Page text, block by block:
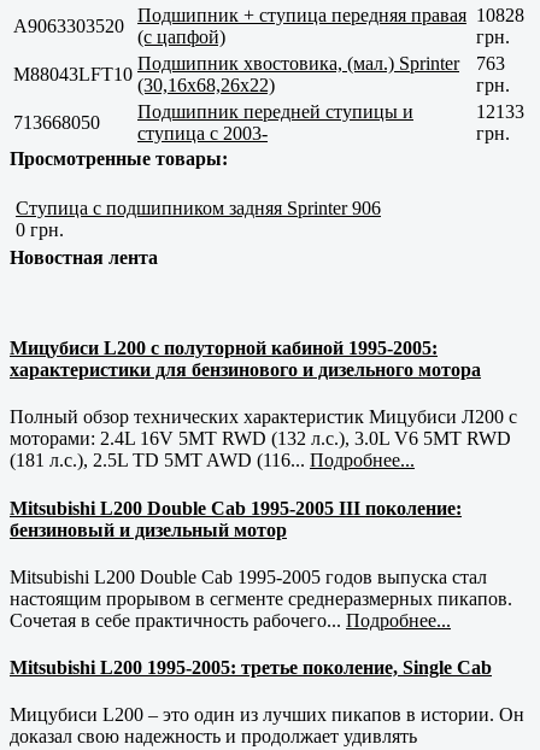
A9063303520
Подшипник + ступица передняя правая
(с цапфой)
10828
грн.
M88043LFT10
Подшипник хвостовика, (мал.) Sprinter
(30,16x68,26x22)
763
грн.
713668050
Подшипник передней ступицы и
ступица с 2003-
12133
грн.
Просмотренные товары:
Ступица с подшипником задняя Sprinter 906
0 грн.
Новостная лента
Мицубиси L200 с полуторной кабиной 1995-2005:
характеристики для бензинового и дизельного мотора
Полный обзор технических характеристик Мицубиси Л200 с
моторами: 2.4L 16V 5MT RWD (132 л.с.), 3.0L V6 5MT RWD
(181 л.с.), 2.5L TD 5MT AWD (116... Подробнее...
Mitsubishi L200 Double Cab 1995-2005 III поколение:
бензиновый и дизельный мотор
Mitsubishi L200 Double Cab 1995-2005 годов выпуска стал
настоящим прорывом в сегменте среднеразмерных пикапов.
Сочетая в себе практичность рабочего... Подробнее...
Mitsubishi L200 1995-2005: третье поколение, Single Cab
Мицубиси L200 – это один из лучших пикапов в истории. Он
доказал свою надежность и продолжает удивлять